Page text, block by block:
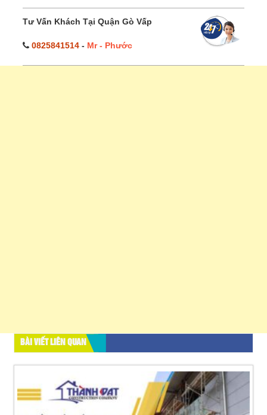
Tư Vấn Khách Tại Quận Gò Vấp
0825841514 - Mr - Phước
BÀI VIẾT LIÊN QUAN